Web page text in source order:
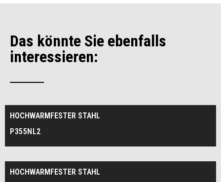
Das könnte Sie ebenfalls
interessieren:
HOCHWARMFESTER STAHL
P355NL2
HOCHWARMFESTER STAHL